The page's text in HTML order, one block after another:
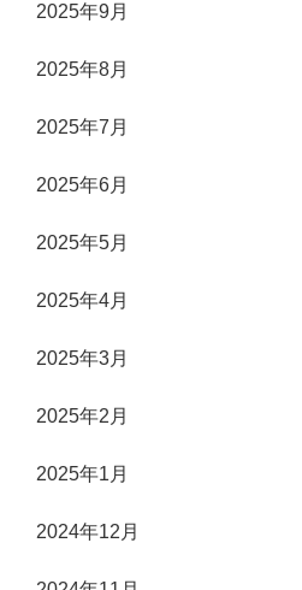
2025年9月
2025年8月
2025年7月
2025年6月
2025年5月
2025年4月
2025年3月
2025年2月
2025年1月
2024年12月